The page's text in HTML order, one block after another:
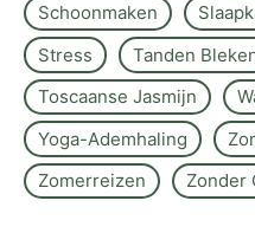
Schoonmaken
Stress
Tanden
Toscaanse Jasmijn
Yoga-Ademhaling
Zomerreizen
Zonder